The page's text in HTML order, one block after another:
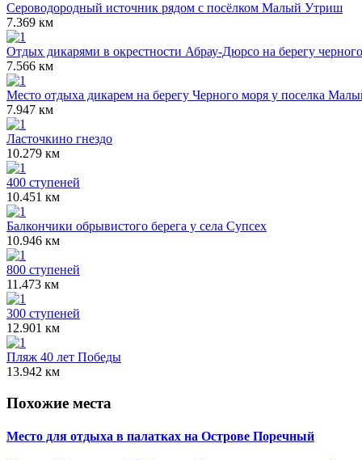
Сероводородный источник рядом с посёлком Малый Утриш
7.369 км
Отдых дикарями в окрестности Абрау-Дюрсо на берегу
7.566 км
Место отдыха дикарем на берегу Черного моря у поселка
7.947 км
Ласточкино гнездо
10.279 км
400 ступеней
10.451 км
Балкончики обрывистого берега у села Супсех
10.946 км
800 ступеней
11.473 км
300 ступеней
12.901 км
Пляж 40 лет Победы
13.942 км
Похожие места
Место для отдыха в палатках на Острове Поречный